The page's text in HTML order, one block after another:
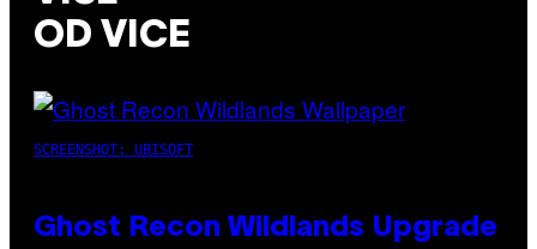
OD VICE
SCREENSHOT: UBISOFT
Ghost Recon Wildlands Upgrade